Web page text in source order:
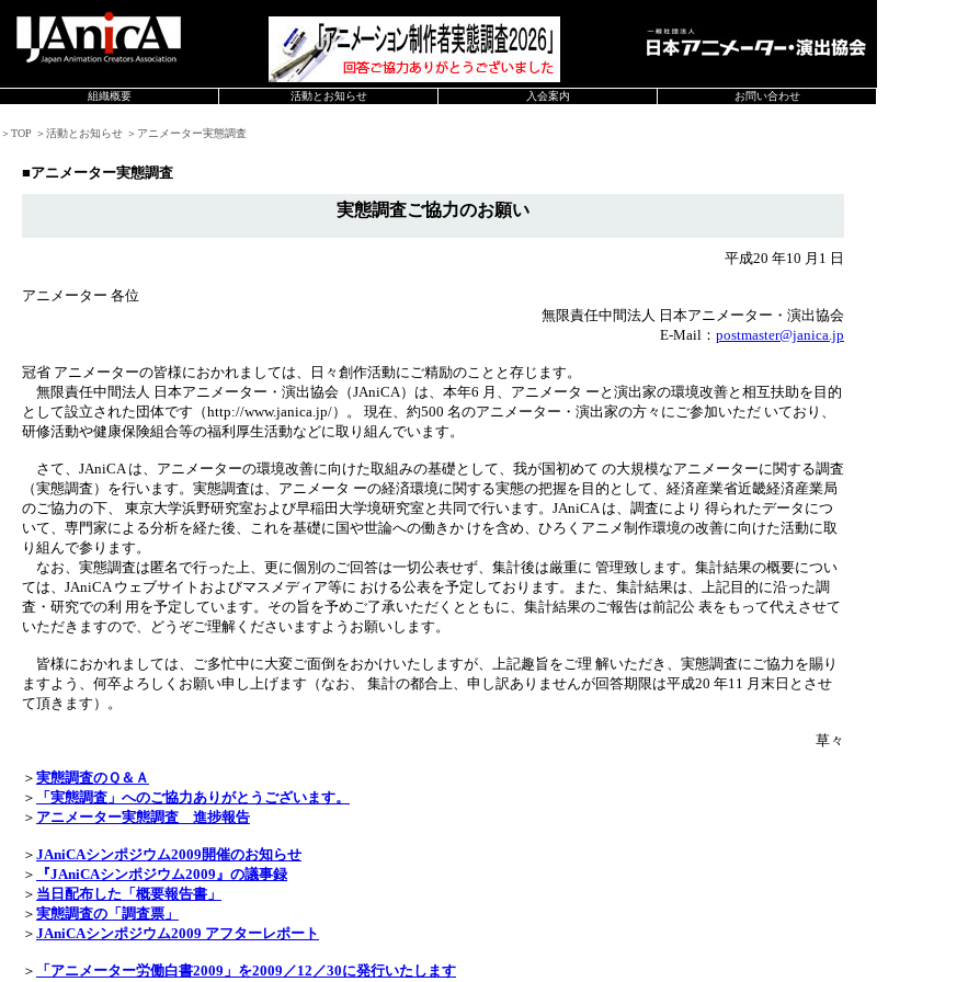
組織概要 活動とお知らせ 入会案内 お問い合わせ
＞TOP ＞活動とお知らせ ＞アニメーター実態調査
■アニメーター実態調査
実態調査ご協力のお願い
平成20 年10 月1 日
アニメーター 各位
無限責任中間法人 日本アニメーター・演出協会
E-Mail： postmaster@janica.jp
冠省 アニメーターの皆様におかれましては、日々創作活動にご精励のことと存じます。
無限責任中間法人 日本アニメーター・演出協会（JAniCA）は、本年6 月、アニメータ ーと演出家の環境改善と相互扶助を目的
として設立された団体です（http://www.janica.jp/）。 現在、約500 名のアニメーター・演出家の方々にご参加いただ いており、
研修活動や健康保険組合等の福利厚生活動などに取り組んでいます。
さて、JAniCA は、アニメーターの環境改善に向けた取組みの基礎として、我が国初めて の大規模なアニメーターに関する調査
（実態調査）を行います。実態調査は、アニメータ ーの経済環境に関する実態の把握を目的として、経済産業省近畿経済産業局
のご協力の下、 東京大学浜野研究室および早稲田大学境研究室と共同で行います。JAniCA は、調査により 得られたデータにつ
いて、専門家による分析を経た後、これを基礎に国や世論への働きか けを含め、ひろくアニメ制作環境の改善に向けた活動に取
り組んで参ります。
なお、実態調査は匿名で行った上、更に個別のご回答は一切公表せず、集計後は厳重に 管理致します。集計結果の概要につい
ては、JAniCA ウェブサイトおよびマスメディア等に おける公表を予定しております。また、集計結果は、上記目的に沿った調
査・研究での利 用を予定しています。その旨を予めご了承いただくとともに、集計結果のご報告は前記公 表をもって代えさせて
いただきますので、どうぞご理解くださいますようお願いします。
皆様におかれましては、ご多忙中に大変ご面倒をおかけいたしますが、上記趣旨をご理 解いただき、実態調査にご協力を賜り
ますよう、何卒よろしくお願い申し上げます（なお、 集計の都合上、申し訳ありませんが回答期限は平成20 年11 月末日とさせ
て頂きます）。
草々
＞ 実態調査のＱ＆Ａ
＞
「実態調査」へのご協力ありがとうございます。
＞ アニメーター実態調査 進捗報告
＞ JAniCAシンポジウム2009開催のお知らせ
＞
『JAniCAシンポジウム2009』の議事録
＞ 当日配布した「概要報告書」
＞ 実態調査の「調査票」
＞ JAniCAシンポジウム2009 アフターレポート
＞ 「アニメーター労働白書2009」を2009／12／30に発行いたします